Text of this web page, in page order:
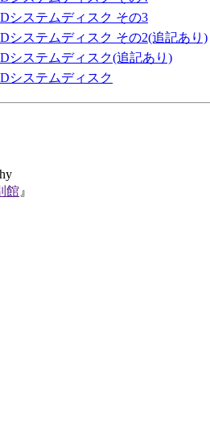
システムディスク その3
システムディスク その2(追記あり)
システムディスク(追記あり)
システムディスク
館 』